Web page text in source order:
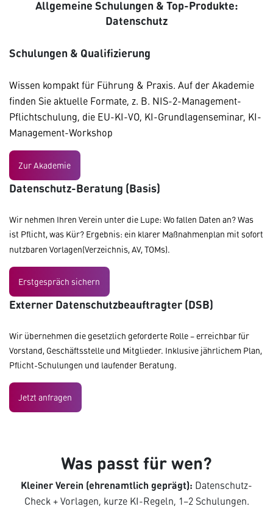
Allgemeine Schulungen & Top-Produkte:
Datenschutz
Schulungen & Qualifizierung
Wissen kompakt für Führung & Praxis. Auf der Akademie
finden Sie aktuelle Formate, z. B. NIS-2-Management-
Pflichtschulung, die EU-KI-VO, KI-Grundlagenseminar, KI-
Management-Workshop
Zur Akademie
Datenschutz-Beratung (Basis)
Wir nehmen Ihren Verein unter die Lupe: Wo fallen Daten an? Was
ist Pflicht, was Kür? Ergebnis: ein klarer Maßnahmenplan mit sofort
nutzbaren Vorlagen(Verzeichnis, AV, TOMs).
Erstgespräch sichern
Externer Datenschutzbeauftragter (DSB)
Wir übernehmen die gesetzlich geforderte Rolle – erreichbar für
Vorstand, Geschäftsstelle und Mitglieder. Inklusive jährlichem Plan,
Pflicht-Schulungen und laufender Beratung.
Jetzt anfragen
Was passt für wen?
Kleiner Verein (ehrenamtlich geprägt): Datenschutz-
Check + Vorlagen, kurze KI-Regeln, 1–2 Schulungen.